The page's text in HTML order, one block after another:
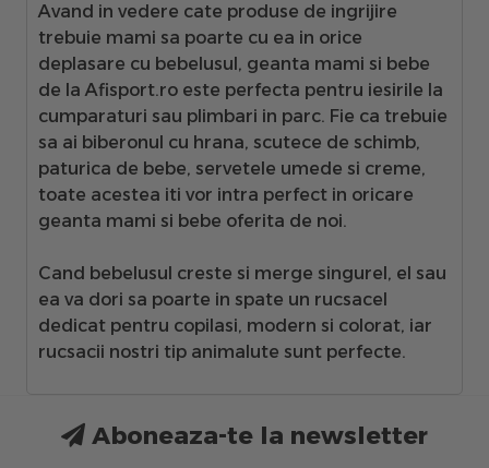
Avand in vedere cate produse de ingrijire
trebuie mami sa poarte cu ea in orice
deplasare cu bebelusul, geanta mami si bebe
de la Afisport.ro este perfecta pentru iesirile la
cumparaturi sau plimbari in parc. Fie ca trebuie
sa ai biberonul cu hrana, scutece de schimb,
paturica de bebe, servetele umede si creme,
toate acestea iti vor intra perfect in oricare
geanta mami si bebe oferita de noi.
Cand bebelusul creste si merge singurel, el sau
ea va dori sa poarte in spate un rucsacel
dedicat pentru copilasi, modern si colorat, iar
rucsacii nostri tip animalute sunt perfecte.
Aboneaza-te la newsletter